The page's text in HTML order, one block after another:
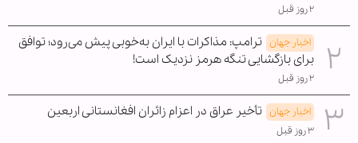
۲ روز قبل
اخبار جهان ترامپ: مذاکرات با ایران به‌خوبی پیش می‌رود؛ توافق
برای بازگشایی تنگه هرمز نزدیک است!
۲ روز قبل
اخبار جهان تأخیر عراق در اعزام زائران افغانستانی اربعین
۳ روز قبل